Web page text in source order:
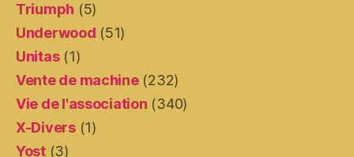
Triumph (5)
Underwood (51)
Unitas(1)
Vente de machine(232)
Vie de l'association (340)
X-Divers(1)
Yost(3)